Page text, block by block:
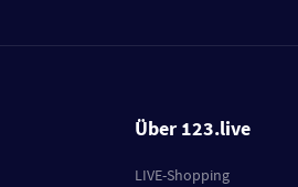
Über 123.live
LIVE-Shopping